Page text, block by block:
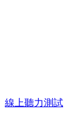
線上聽力測試